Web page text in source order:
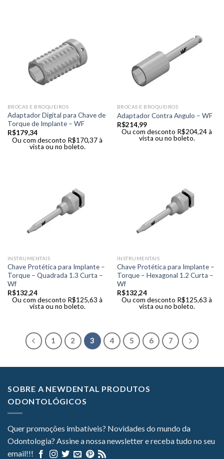
BROCAS E BROQUEIROS
Adaptador Digital para Chave de
Torque de Implante – WF
R$179,34
Ou com desconto R$170,37à
vista ou no boleto.
BROCAS E BROQUEIROS
Adaptador Contra Angulo – WF
R$214,99
Ou com desconto R$204,24à
vista ou no boleto.
INSTRUMENTAIS
Chave Protética para Implante –
Torque – Quadrada 1.3 Curta –
Wf
R$132,24
Ou com desconto R$125,63 à
vista ou no boleto.
INSTRUMENTAIS
Chave Protética para Implante –
Torque – Hexagonal 1.2 Curta –
Wf
R$132,24
Ou com desconto R$125,63 à
vista ou no boleto.
1 2 3 4 5 6 7
SOBRE A NEWDENTAL PRODUTOS
ODONTOLÓGICOS
Quer promoções imbatíveis? Novidades do mundo da
Odontologia? Assine a nossa newsletter e receba tudo no seu
email!!!